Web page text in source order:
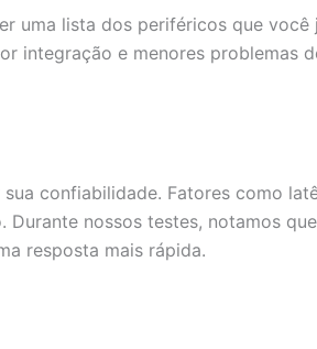
uma lista dos periféricos que você
integração e menores problemas
confiabilidade. Fatores como
Durante nossos testes, notamos
resposta mais rápida.